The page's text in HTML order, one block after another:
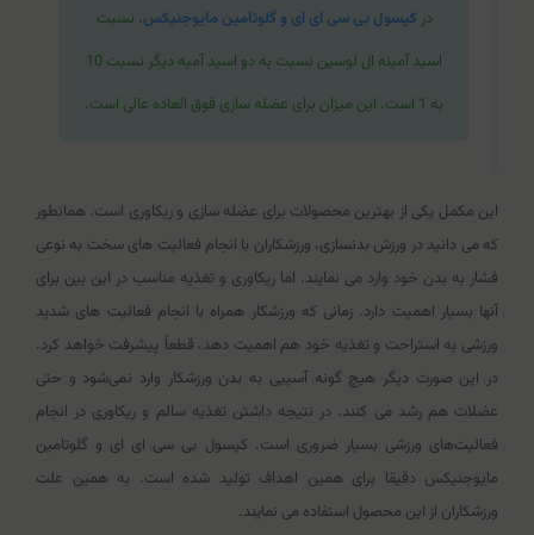
در کپسول بی سی ای ای و گلوتامین مایوجنیکس، نسبت
اسید آمینه ال لوسین نسبت به دو اسید آمیه دیگر نسبت 10
به 1 است. این میزان برای عضله سازی فوق العاده عالی است.
این مکمل یکی از بهترین محصولات برای عضله سازی و ریکاوری است. همانطور
که می دانید در ورزش بدنسازی، ورزشکاران با انجام فعالیت های سخت به نوعی
فشار به بدن خود وارد می نمایند. اما ریکاوری و تغذیه مناسب در این بین برای
آنها بسیار اهمیت دارد. زمانی که ورزشکار همراه با انجام فعالیت های شدید
ورزشی به استراحت و تغذیه خود هم اهمیت دهد، قطعاً پیشرفت خواهد کرد.
در این صورت دیگر هیچ گونه آسیبی به بدن ورزشکار وارد نمی‌شود و حتی
عضلات هم رشد می کنند. در نتیجه داشتن تغذیه سالم و ریکاوری در انجام
فعالیت‌های ورزشی بسیار ضروری است. کپسول بی سی ای ای و گلوتامین
مایوجنیکس دقیقا برای همین اهداف تولید شده است. به همین علت
ورزشکاران از این محصول استفاده می نمایند.